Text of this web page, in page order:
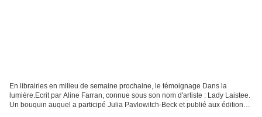
En librairies en milieu de semaine prochaine, le témoignage Dans la
lumière.Ecrit par Aline Farran, connue sous son nom d'artiste : Lady Laistee.
Un bouquin auquel a participé Julia Pavlowitch-Beck et publié aux éditions